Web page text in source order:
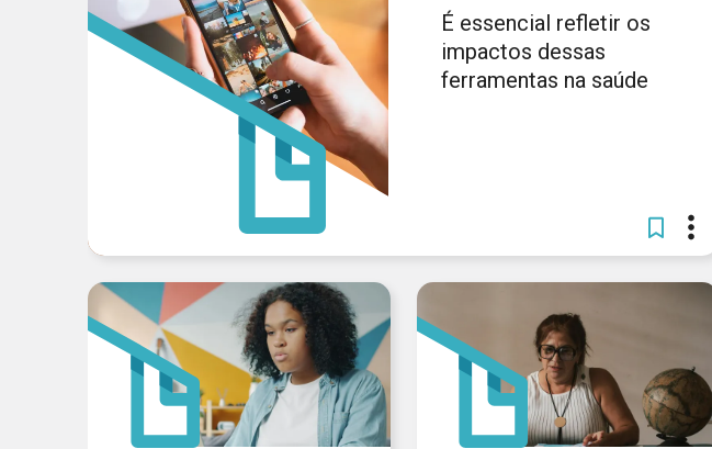
É essencial refletir os
impactos dessas
ferramentas na saúde